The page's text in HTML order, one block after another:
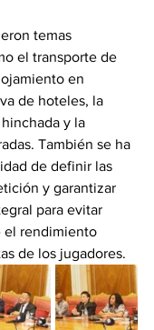
temas
el transporte de
en
de hoteles, la
y la
También se ha
de definir las
y garantizar
para evitar
el rendimiento
de los jugadores.